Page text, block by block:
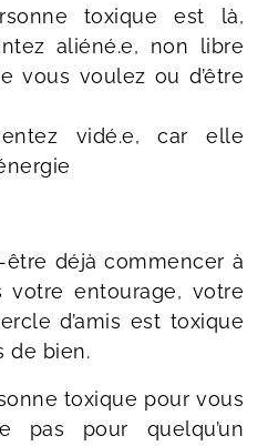
toxique est là,
aliéné.e, non libre
vous voulez ou d’être
vidé.e, car elle
déjà commencer à
votre entourage, votre
d’amis est toxique
de bien.
toxique pour vous
pas pour quelqu’un